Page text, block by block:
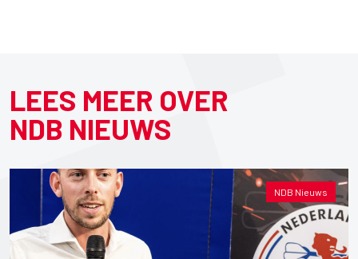
LEES MEER OVER
NDB NIEUWS
NDB Nieuws